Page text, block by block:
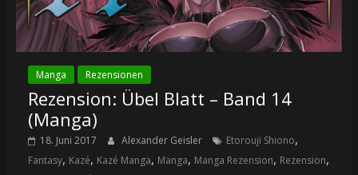
Manga Rezensionen
Rezension: Übel Blatt – Band 14
(Manga)
18. Juni 2017 Alexander Geisler Etorouji Shiono,
Fantasy, Kazé, Kazé Manga, Manga, Manga Rezension, Rezension,